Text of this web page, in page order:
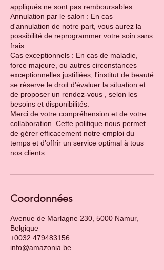
appliqués ne sont pas remboursables.
Annulation par le salon : En cas
d'annulation de notre part, vous aurez la
possibilité de reprogrammer votre soin sans
frais.
Cas exceptionnels : En cas de maladie,
force majeure, ou autres circonstances
exceptionnelles justifiées, l'institut de beauté
se réserve le droit d'évaluer la situation et
de proposer un rendez-vous , selon les
besoins et disponibilités.
Merci de votre compréhension et de votre
collaboration. Cette politique nous permet
de gérer efficacement notre emploi du
temps et d’offrir un service optimal à tous
Coordonnées
Avenue de Marlagne 230, 5000 Namur,
Belgique
+0032 479483156
info@amazonia.be